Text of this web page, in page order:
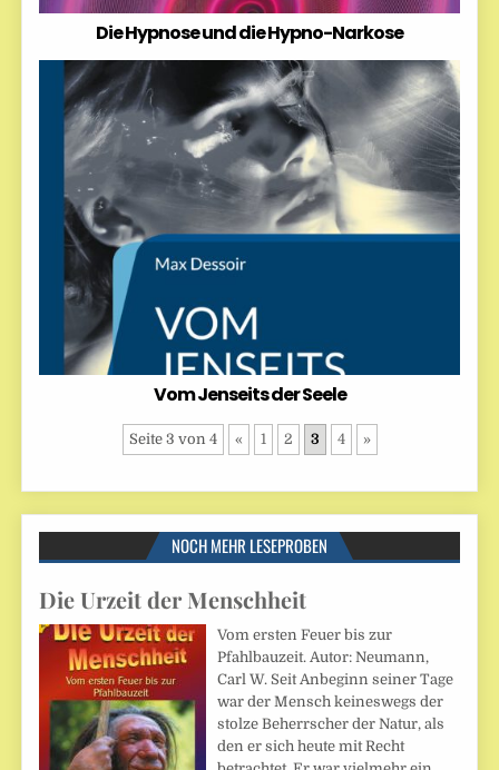
Die Hypnose und die Hypno-Narkose
Vom Jenseits der Seele
Seite 3 von 4 « 1 2 3 4 »
NOCH MEHR LESEPROBEN
Die Urzeit der Menschheit
Vom ersten Feuer bis zur
Pfahlbauzeit. Autor: Neumann,
Carl W. Seit Anbeginn seiner Tage
war der Mensch keineswegs der
stolze Beherrscher der Natur, als
den er sich heute mit Recht